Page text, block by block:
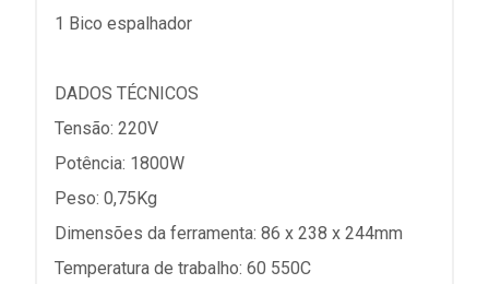
1 Bico espalhador
DADOS TÉCNICOS
Tensão: 220V
Potência: 1800W
Peso: 0,75Kg
Dimensões da ferramenta: 86 x 238 x 244mm
Temperatura de trabalho: 60 550C